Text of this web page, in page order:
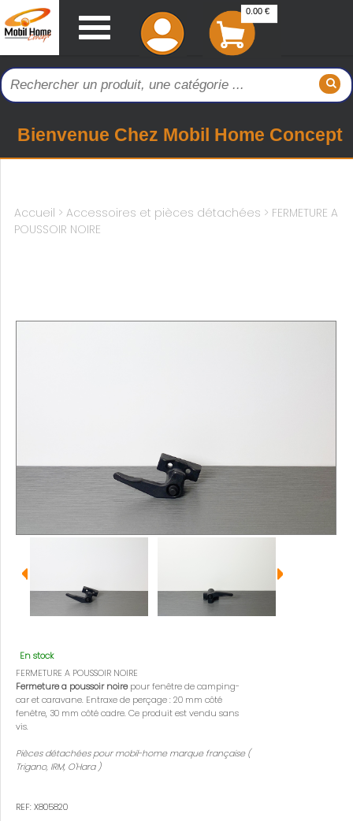
0.00 €
Bienvenue Chez Mobil Home Concept
Accueil > Accessoires et pièces détachées > FERMETURE A
POUSSOIR NOIRE
En stock
FERMETURE A POUSSOIR NOIRE
Fermeture a poussoir noire pour fenêtre de camping-
car et caravane. Entraxe de perçage : 20 mm côté
fenêtre, 30 mm côté cadre. Ce produit est vendu sans
vis.
Pièces détachées pour mobil-home marque française (
Trigano, IRM, O'Hara )
REF: X805820